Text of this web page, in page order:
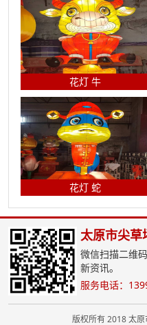
花灯 牛
花灯 蛇
太原市尖草
微信扫描二维
新资讯。
服务电话：
版权所有 2018 太